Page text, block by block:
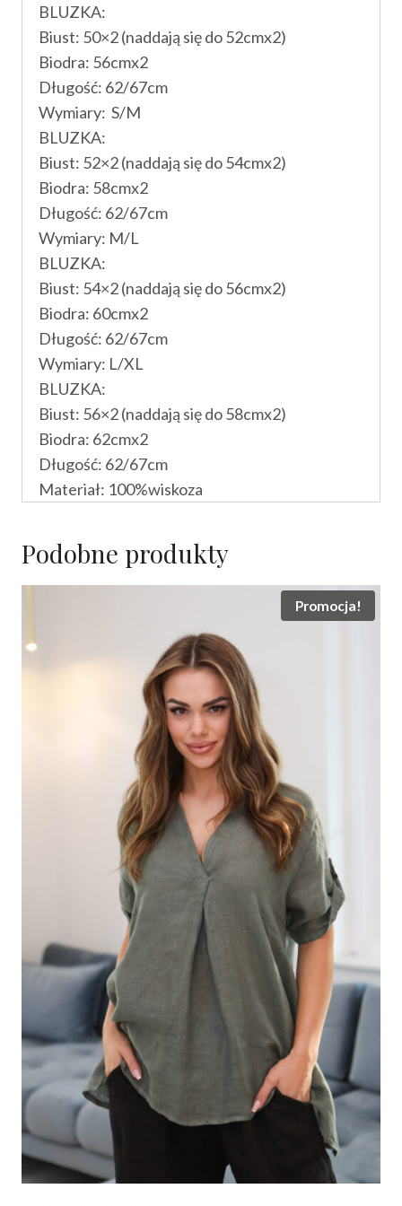
BLUZKA:
Biust: 50×2 (naddają się do 52cmx2)
Biodra: 56cmx2
Długość: 62/67cm
Wymiary: S/M
BLUZKA:
Biust: 52×2 (naddają się do 54cmx2)
Biodra: 58cmx2
Długość: 62/67cm
Wymiary: M/L
BLUZKA:
Biust: 54×2 (naddają się do 56cmx2)
Biodra: 60cmx2
Długość: 62/67cm
Wymiary: L/XL
BLUZKA:
Biust: 56×2 (naddają się do 58cmx2)
Biodra: 62cmx2
Długość: 62/67cm
Materiał: 100%wiskoza
Podobne produkty
Promocja!